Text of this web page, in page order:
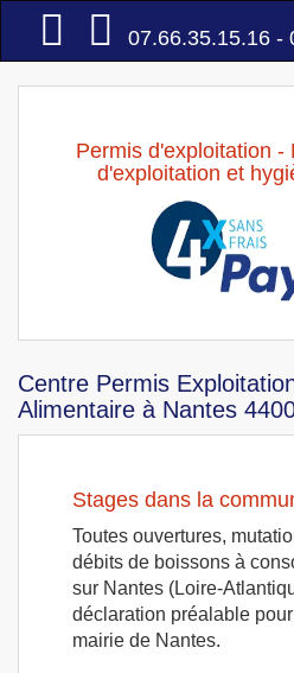
Accueil
07.66.35.15.16 -
Permis d'exploitation -
d'exploitation et
Centre Permis
Alimentaire à Nantes
Stages dans la
Toutes ouvertures,
débits de boissons à
sur Nantes (Loire-
déclaration préalable
mairie de Nantes.